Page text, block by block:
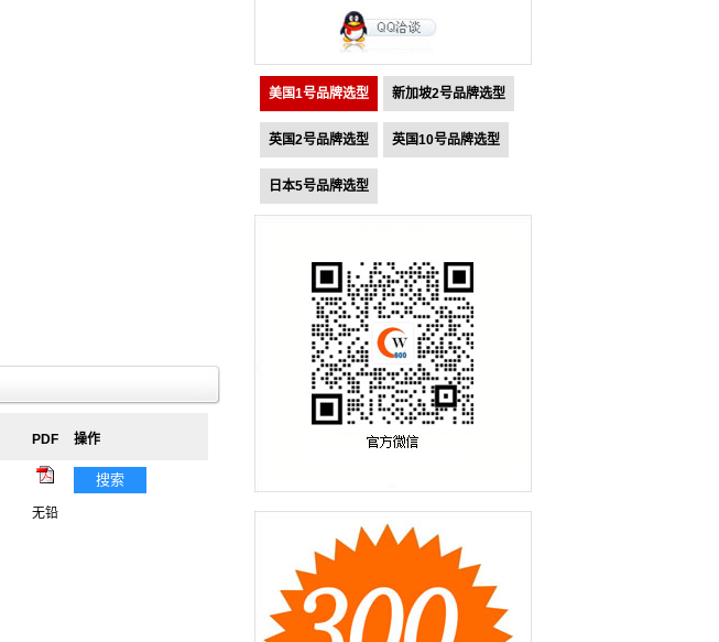
PDF 操作
无铅
搜索
美国1号品牌选型 新加坡2号品牌选型
英国2号品牌选型 英国10号品牌选型
日本5号品牌选型